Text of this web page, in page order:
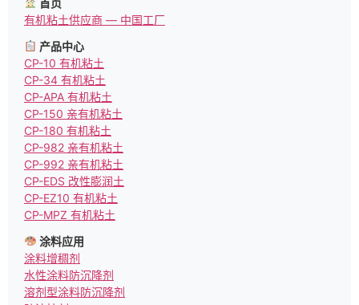
有机粘土供应商 — 中国工厂
产品中心
CP-10 有机粘土
CP-34 有机粘土
CP-APA 有机粘土
CP-150 亲有机粘土
CP-180 有机粘土
CP-982 亲有机粘土
CP-992 亲有机粘土
CP-EDS 改性膨润土
CP-EZ10 有机粘土
CP-MPZ 有机粘土
涂料应用
涂料增稠剂
水性涂料防沉降剂
溶剂型涂料防沉降剂